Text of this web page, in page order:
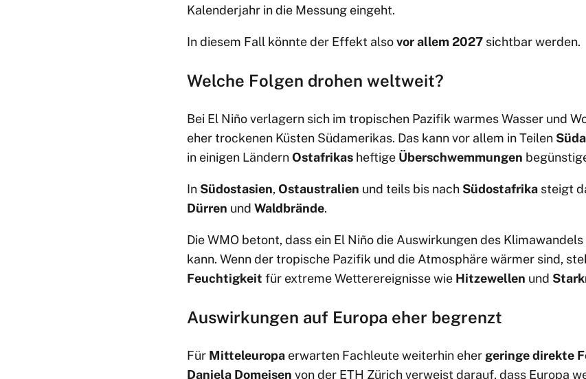
Kalenderjahr in die Messung eingeht.
In diesem Fall könnte der Effekt alsovor allem 2027 sichtbar werden.
Welche Folgen drohen weltweit?
Bei El Niño verlagern sich im tropischen Pazifik warmes Wasser und
eher trockenen Küsten Südamerikas. Das kann vor allem in Teilen
in einigen LändernOstafrikas heftige Überschwemmungen
In Südostasien, Ostaustralien und teils bis nach Südostafrika steigt
Dürren und Waldbrände.
Die WMO betont, dass ein El Niño die Auswirkungen des
kann. Wenn der tropische Pazifik und die Atmosphäre wärmer sind,
Feuchtigkeit für extreme Wetterereignisse wie Hitzewellen und
Auswirkungen auf Europa eher begrenzt
Für Mitteleuropa erwarten Fachleute weiterhin eher geringe direkte
Daniela Domeisen von der ETH Zürich verweist darauf, dass Europa